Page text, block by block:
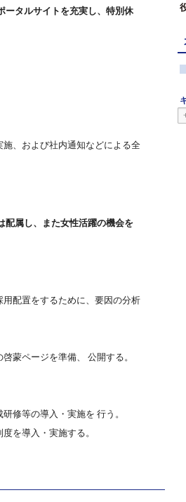
ータルサイトを充実し、特別休
、および社内通知などによる全
配属し、また女性活躍の機会を
配置をするために、要因の分析
蒙ページを準備、 公開する。
修等の導入・実施を 行う。
を導入・実施する。